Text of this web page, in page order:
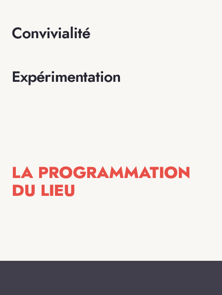
Convivialité
Expérimentation
LA PROGRAMMATION
DU LIEU